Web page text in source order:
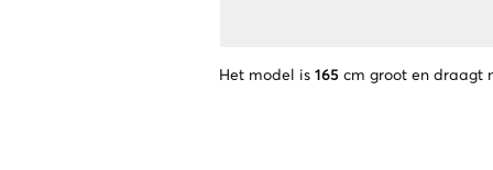
Het model is 165 cm groot en draagt